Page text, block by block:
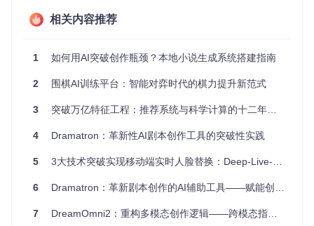
的Python依赖：
requirements.txt文件中包含了所有必要的第三方库，包括界
面构建、AI模型交互和文件处理等核心组件。安装过程中若遇
到问题，通常是由于缺少编译工具，需安装相应的开发工具
核心架构：解析AI创作引擎的工作原理
系统模块交互设计
AI小说生成器采用模块化设计，主要包含以下关键部分：
相关内容推荐
1 如何用AI突破创作瓶颈？本地小说生成系统搭建指南
2 围棋AI训练平台：智能对弈时代的棋力提升新范式
3 突破万亿特征工程：推荐系统与科学计算的十二年技术演进
4 Dramatron：革新性AI剧本创作工具的突破性实践
5 3大技术突破实现移动端实时人脸替换：Deep-Live-Cam跨平台边缘计算方案
6 Dramatron：革新剧本创作的AI辅助工具——赋能创意表达的智能解决方案
7 DreamOmni2：重构多模态创作逻辑——跨模态指令理解的技术突破